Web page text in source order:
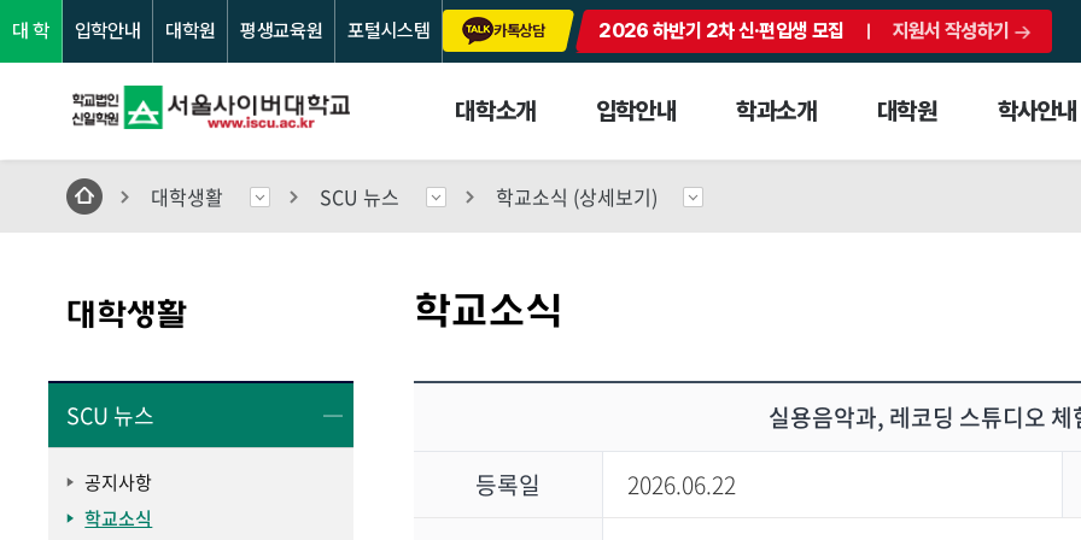
대 학 입학안내 대학원 평생교육원 포털시스템 카톡상담 2026 하반기 2차 신·편입생 모집 지원서 작성하기
대학소개 입학안내 학과소개 대학원 학사안내
대학생활 SCU 뉴스 학교소식 (상세보기)
대학생활
SCU 뉴스
공지사항
학교소식
학교소식
실용음악과, 레코딩 스튜디오 체
등록일
2026.06.22